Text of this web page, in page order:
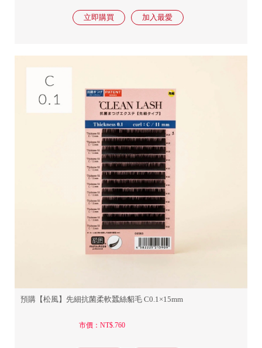
預購【松風】先細抗菌柔軟蠶絲貂毛 C0.1×15mm
市價：NT$.760